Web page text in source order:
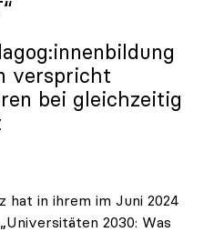
verspricht
bei gleichzeitig
hat in ihrem im Juni 2024
2030: Was